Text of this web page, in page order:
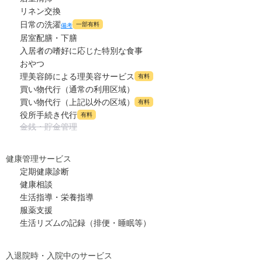
リネン交換
日常の洗濯備考 一部有料
居室配膳・下膳
入居者の嗜好に応じた特別な食事
おやつ
理美容師による理美容サービス
有料
買い物代行（通常の利用区域）
買い物代行（上記以外の区域）
有料
役所手続き代行 有料
金銭・貯金管理
健康管理サービス
定期健康診断
健康相談
生活指導・栄養指導
服薬支援
生活リズムの記録（排便・睡眠等）
入退院時・入院中のサービス